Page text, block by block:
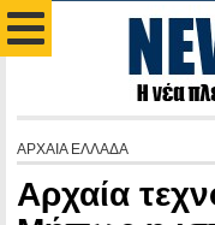
ΑΡΧΑΙΑ ΕΛΛΑΔΑ
Αρχαία